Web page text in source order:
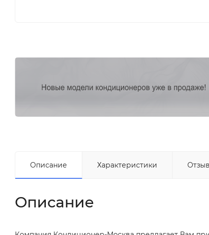
Описание Характеристики
Описание